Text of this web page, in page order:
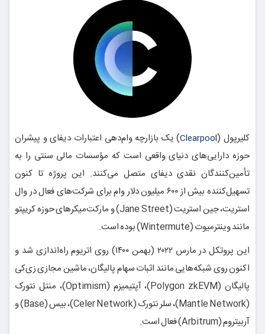
کلیرپول (Clearpool) یک بازارچه وام‌دهی اعتبارات دیفای و پیشران
حوزه دارایی‌های دنیای واقعی است که مؤسسات مالی سنتی را به
تأمین‌کنندگان نقدی دیفای متصل می‌کنند. این پروژه تا کنون
تسهیل‌کننده بیش از ۶۰۰ میلیون دلار وام برای شرکت‌های فعال در وال
استریت، جین استریت (Jane Street) و مارکت‌میکرهای حوزه کریپتو
مانند وینترمیوت (Wintermute) بوده است.
این پروتکل در مارس ۲۰۲۲ (بهمن ۱۴۰۰) روی اتریوم راه‌اندازی شد و
اکنون روی شبکه‌هایی مانند اثبات سهام پالیگان، ماشین مجازی زی‌کی
پالیگان (Polygon zkEVM)، آپتیمیزم (Optimism)، منتل نتورک
(Mantle Network)، سلر نتورک (Celer Network)، بیس (‌Base) و
آربیتروم (Arbitrum) فعال است.